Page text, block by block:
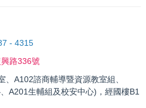
- 4315
路336號
A102諮商輔導暨資源教室組、
A201生輔組及校安中心)，經國樓B1